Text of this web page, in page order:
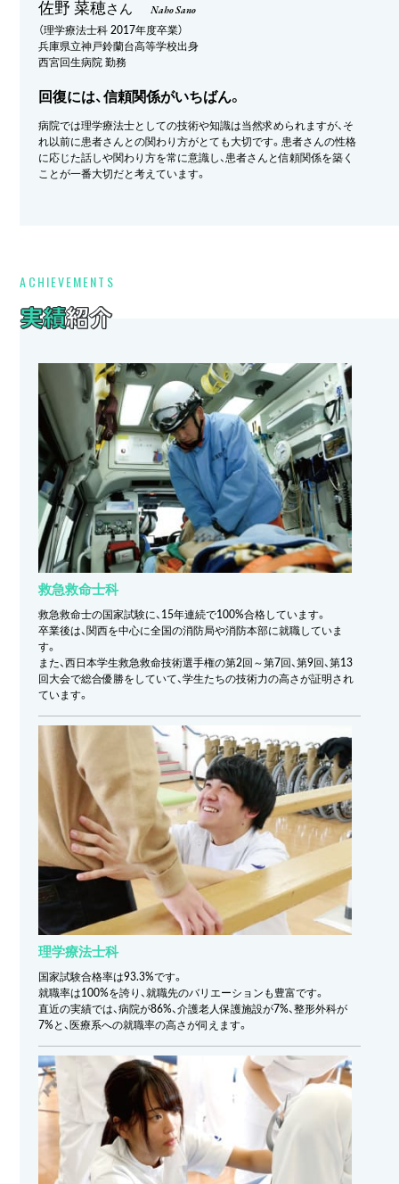
佐野 菜穂さん Naho Sano
（理学療法士科 2017年度卒業）
兵庫県立神戸鈴蘭台高等学校出身
西宮回生病院 勤務
回復には、信頼関係がいちばん。
病院では理学療法士としての技術や知識は当然求められますが、そ
れ以前に患者さんとの関わり方がとても大切です。患者さんの性格
に応じた話しや関わり方を常に意識し、患者さんと信頼関係を築く
ことが一番大切だと考えています。
ACHIEVEMENTS
実績紹介
救急救命士科
救急救命士の国家試験に、15年連続で100%合格しています。
卒業後は、関西を中心に全国の消防局や消防本部に就職していま
す。
また、西日本学生救急救命技術選手権の第2回～第7回、第9回、第13
回大会で総合優勝をしていて、学生たちの技術力の高さが証明され
ています。
理学療法士科
国家試験合格率は93.3%です。
就職率は100%を誇り、就職先のバリエーションも豊富です。
直近の実績では、病院が86%、介護老人保護施設が7%、整形外科が
7%と、医療系への就職率の高さが伺えます。